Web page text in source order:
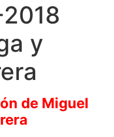
y
de Miguel